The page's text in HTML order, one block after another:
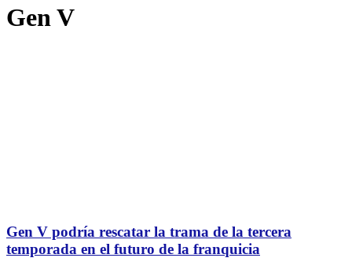
Gen V
Gen V podría rescatar la trama de la tercera
temporada en el futuro de la franquicia